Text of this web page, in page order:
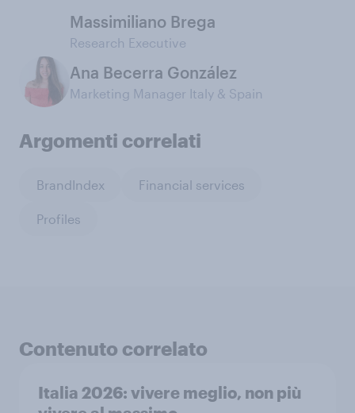
Massimiliano Brega
Research Executive
Ana Becerra González
Marketing Manager Italy & Spain
Argomenti correlati
BrandIndex Financial services
Profiles
Contenuto correlato
Italia 2026: vivere meglio, non più